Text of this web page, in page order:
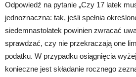
Odpowiedź na pytanie „Czy 17 latek
jednoznaczna: tak, jeśli spełnia
siedemnastolatek powinien zwracać
sprawdzać, czy nie przekraczają one
podatku. W przypadku osiągnięcia
konieczne jest składanie rocznego